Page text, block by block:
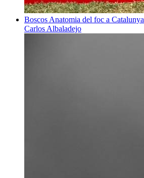
Boscos Anatomia del foc a Catalunya
Carlos Albaladejo